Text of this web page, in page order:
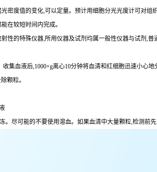
密度值的变化,可以定量。预计用细胞分光光度计可对组
在较短时间内完成。
性的特殊仪器,所用仪器及试剂均属一般性仪器与试剂,普
集血液后,1000×g离心10分钟将血清和红细胞迅速小心地
颗粒。
尽可能的不要使用溶血。如果血清中大量颗粒,检测前